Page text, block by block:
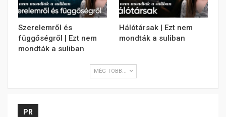
Szerelemről és
függőségről | Ezt nem
mondták a suliban
Hálótársak | Ezt nem
mondták a suliban
MÉG TÖBB...
PR